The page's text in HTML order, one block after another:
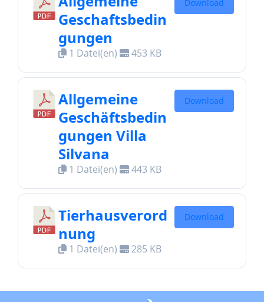
Geschaftsbedin
gungen
1 Datei(en) 453 KB
Download
Allgemeine
Geschäftsbedin
gungen Villa
Silvana
1 Datei(en) 443 KB
Download
Tierhausverord
nung
1 Datei(en) 285 KB
Download